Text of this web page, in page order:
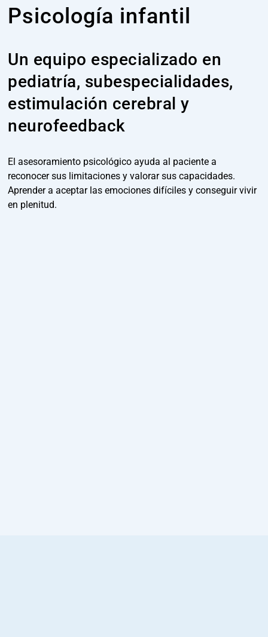
Psicología infantil
Un equipo especializado en
pediatría, subespecialidades,
estimulación cerebral y
neurofeedback
El asesoramiento psicológico ayuda al paciente a
reconocer sus limitaciones y valorar sus capacidades.
Aprender a aceptar las emociones difíciles y conseguir vivir
en plenitud.